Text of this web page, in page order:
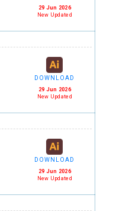
29 Jun 2026
New Updated
DOWNLOAD
29 Jun 2026
New Updated
DOWNLOAD
29 Jun 2026
New Updated